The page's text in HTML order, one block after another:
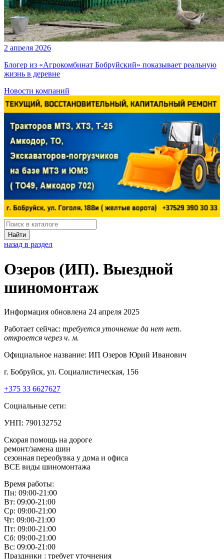
2 апреля 2026
Блогер из «Агрокомбинат Бобруйский» показывает реальную
жизнь в деревне
Новости компаний
Найти
назад в раздел
Озеров (ИП). Выездной
шиномонтаж
Информация обновлена 24 апреля 2025
Работает сейчас: требуется уточнение да нет нет.
откроется через ч. м.
Официальное название: ИП Озеров Юрий Иванович
г. Бобруйск, ул. Социалистическая, 156
+375 33 6627627
Социальные сети:
УНП: 790132752
Скорая помощь на дороге
ремонт/замена шин
сезонная переобувка у дома и офиса
ВСЕ виды шиномонтажа
Время работы:
Пн: 09:00-21:00
Вт: 09:00-21:00
Ср: 09:00-21:00
Чт: 09:00-21:00
Пт: 09:00-21:00
Сб: 09:00-21:00
Вс: 09:00-21:00
Праздники : требует уточнения